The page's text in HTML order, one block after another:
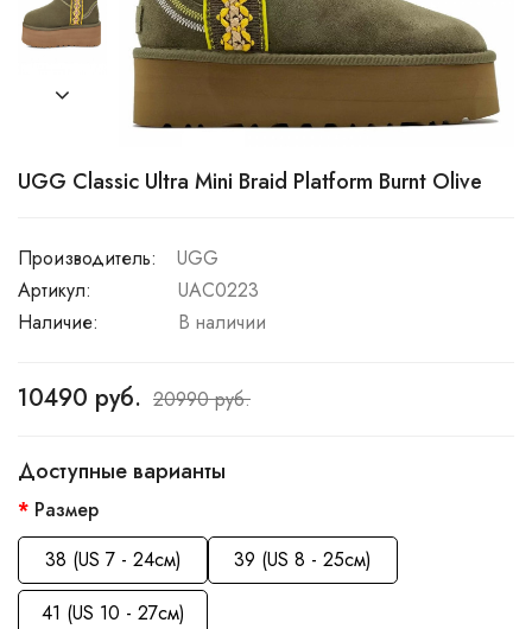
UGG Classic Ultra Mini Braid Platform Burnt Olive
Производитель:
UGG
Артикул:
UAC0223
Наличие:
В наличии
10490 руб. 20990 руб.
Доступные варианты
Размер
38 (US 7 - 24см)
39 (US 8 - 25см)
41 (US 10 - 27см)